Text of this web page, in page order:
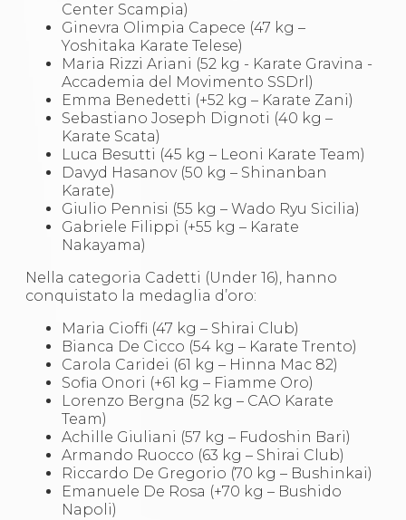
Mappa del sito
Cerca
Contatti
News
Cookies Accept
Newsletter
Catalogo formativo
Corsi Monotematici
Corsi di Specializzazione
Corsi Preparatore Fisico
Edutraining class - Didattica infantile
Corso dirigenti sportivi
Corso Direttore di Gara
Abilitazioni
Sportello Fiscale
News
Modulistica
FAQ
Quesiti fiscali
Sostenibilità
Documenti
Center Scampia)
Ginevra Olimpia Capece (47 kg –
Yoshitaka Karate Telese)
Maria Rizzi Ariani (52 kg - Karate Gravina -
Accademia del Movimento SSDrl)
Emma Benedetti (+52 kg – Karate Zani)
Sebastiano Joseph Dignoti (40 kg –
Karate Scata)
Luca Besutti (45 kg – Leoni Karate Team)
Davyd Hasanov (50 kg – Shinanban
Karate)
Giulio Pennisi (55 kg – Wado Ryu Sicilia)
Gabriele Filippi (+55 kg – Karate
Nakayama)
Nella categoria Cadetti (Under 16), hanno
conquistato la medaglia d’oro:
Maria Cioffi (47 kg – Shirai Club)
Bianca De Cicco (54 kg – Karate Trento)
Carola Caridei (61 kg – Hinna Mac 82)
Sofia Onori (+61 kg – Fiamme Oro)
Lorenzo Bergna (52 kg – CAO Karate
Team)
Achille Giuliani (57 kg – Fudoshin Bari)
Armando Ruocco (63 kg – Shirai Club)
Riccardo De Gregorio (70 kg – Bushinkai)
Emanuele De Rosa (+70 kg – Bushido
Napoli)